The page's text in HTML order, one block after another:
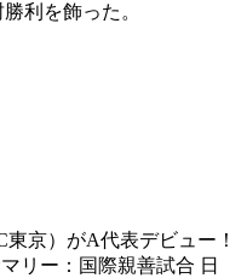
利を飾った。
京）がA代表デビュー！
リー：国際親善試合 日